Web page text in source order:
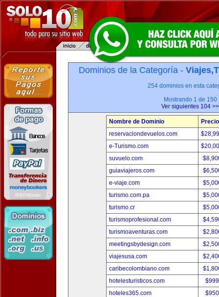
Dominios de la Categoría -
254 dominios en esta
Mostrando 1 de 150
Ver siguientes 104 >>
Nombre de Dominio
Precio
reservaciondevuelos.com
e-Turismo.com
suvuelo.com
guiaviajeros.com
e-viaje.com
turismo.com.pa
turismo.cr
turismoprofesional.com
turismoaventuras.com
meetingsbydesign.com
viajesusa.com
caribecolombiano.com
hotelesturisticos.com
hoteles365.com